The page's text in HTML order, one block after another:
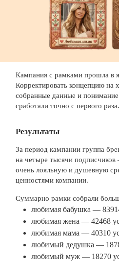
Кампания с рамками прошла в
Корректировать концепцию на
собранные данные и
сработали точно с первого раза.
Результаты
За период кампании группа
на четыре тысячи
очень лояльную и душевную
ценностями компании.
Суммарно рамки собрали
любимая бабушка —
любимая жена — 42468
любимая мама — 40310
любимый дедушка —
любимый муж — 18270